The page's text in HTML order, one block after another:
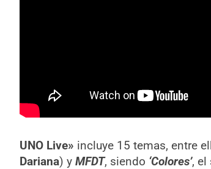
UNO Live» incluye 15 temas, entre
Dariana) y MFDT, siendo ‘Colores’, el